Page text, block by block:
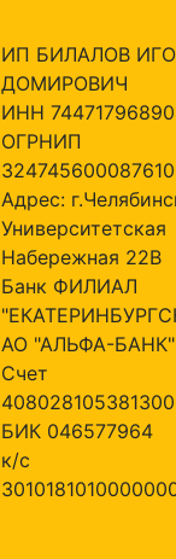
ИП БИЛАЛОВ
ДОМИРОВИЧ
ИНН
ОГРНИП
324745600087610
Адрес:
Университетская
Набережная 22В
Банк ФИЛИАЛ
АО "АЛЬФА-БАНК"
Счет
БИК 046577964
к/с